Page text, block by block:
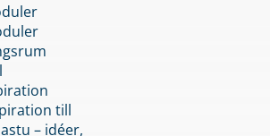
till
– idéer,